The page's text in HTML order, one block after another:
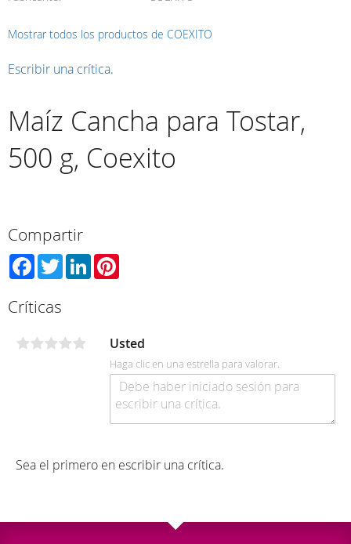
Mostrar todos los productos de COEXITO
Escribir una crítica.
Maíz Cancha para Tostar,
500 g, Coexito
Compartir
Facebook
TwitterLinkedIn
Críticas
Usted
Haga clic en una estrella para valorar.
Sea el primero en escribir una crítica.